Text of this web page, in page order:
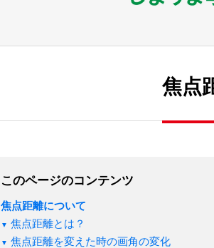
焦点
このページのコンテンツ
焦点距離について
焦点距離とは？
焦点距離を変えた時の画角の変化